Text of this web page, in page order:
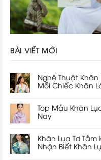
BÀI VIẾT MỚI
Nghệ Thuật Khăn
Mỗi Chiếc Khăn
Top Mẫu Khăn
Nay
Khăn Lụa Tơ
Nhận Biết Khăn